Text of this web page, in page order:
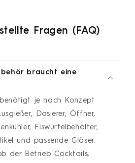
Fragen (FAQ)
braucht eine
je nach Konzept
Dosierer, Öffner,
Eiswürfelbehälter,
und passende Gläser.
der Betrieb Cocktails,